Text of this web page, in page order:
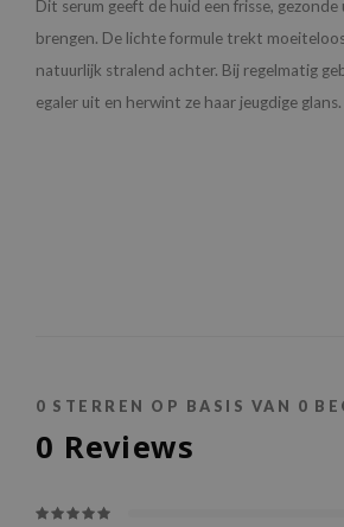
Dit serum geeft de huid een frisse,
brengen. De lichte formule trekt
natuurlijk stralend achter. Bij regelmatig
egaler uit en herwint ze haar jeugdige glans.
0 STERREN OP BASIS VAN 0
0 Reviews